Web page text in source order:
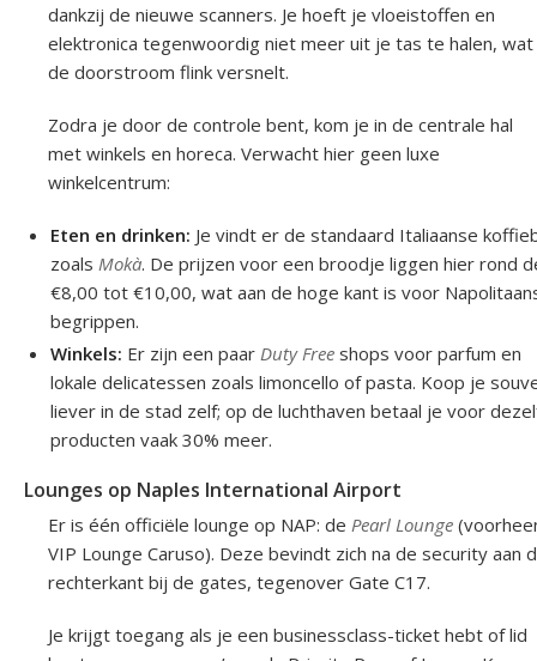
dankzij de nieuwe scanners. Je hoeft je vloeistoffen en
elektronica tegenwoordig niet meer uit je tas te halen, wat
de doorstroom flink versnelt.
Zodra je door de controle bent, kom je in de centrale hal
met winkels en horeca. Verwacht hier geen luxe
winkelcentrum:
Eten en drinken: Je vindt er de standaard Italiaanse
zoalsMokà. De prijzen voor een broodje liggen hier rond
€8,00 tot €10,00, wat aan de hoge kant is voor
begrippen.
Winkels: Er zijn een paarDuty Free shops voor parfum en
lokale delicatessen zoals limoncello of pasta. Koop je
liever in de stad zelf; op de luchthaven betaal je voor
producten vaak 30% meer.
Lounges op Naples International Airport
Er is één officiële lounge op NAP: de Pearl Lounge
VIP Lounge Caruso). Deze bevindt zich na de security aan
rechterkant bij de gates, tegenover Gate C17.
Je krijgt toegang als je een businessclass-ticket hebt of lid